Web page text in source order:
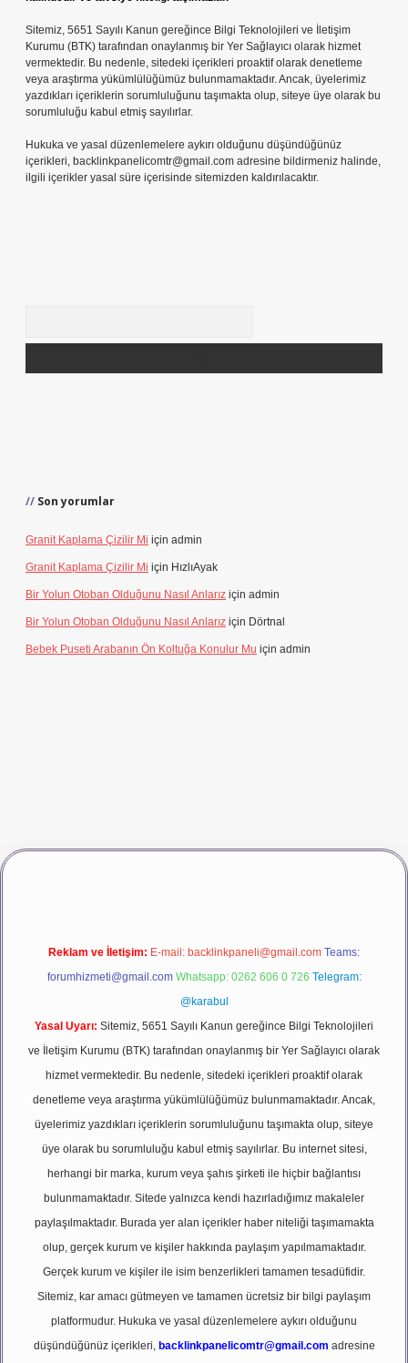
Sitemiz, 5651 Sayılı Kanun gereğince Bilgi Teknolojileri ve İletişim
Kurumu (BTK) tarafından onaylanmış bir Yer Sağlayıcı olarak hizmet
vermektedir. Bu nedenle, sitedeki içerikleri proaktif olarak denetleme
veya araştırma yükümlülüğümüz bulunmamaktadır. Ancak, üyelerimiz
yazdıkları içeriklerin sorumluluğunu taşımakta olup, siteye üye olarak bu
sorumluluğu kabul etmiş sayılırlar.
Hukuka ve yasal düzenlemelere aykırı olduğunu düşündüğünüz
içerikleri, backlinkpanelicomtr@gmail.com adresine bildirmeniz halinde,
ilgili içerikler yasal süre içerisinde sitemizden kaldırılacaktır.
Son yorumlar
Granit Kaplama Çizilir Mi için admin
Granit Kaplama Çizilir Mi için HızlıAyak
Bir Yolun Otoban Olduğunu Nasıl Anlarız için admin
Bir Yolun Otoban Olduğunu Nasıl Anlarız için Dörtnal
Bebek Puseti Arabanın Ön Koltuğa Konulur Mu için admin
girişbetexper
Reklam ve İletişim: E-mail: backlinkpaneli@gmail.com Teams:
forumhizmeti@gmail.com Whatsapp: 0262 606 0 726 Telegram:
@karabul
Yasal Uyarı: Sitemiz, 5651 Sayılı Kanun gereğince Bilgi Teknolojileri
ve İletişim Kurumu (BTK) tarafından onaylanmış bir Yer Sağlayıcı olarak
hizmet vermektedir. Bu nedenle, sitedeki içerikleri proaktif olarak
denetleme veya araştırma yükümlülüğümüz bulunmamaktadır. Ancak,
üyelerimiz yazdıkları içeriklerin sorumluluğunu taşımakta olup, siteye
üye olarak bu sorumluluğu kabul etmiş sayılırlar. Bu internet sitesi,
herhangi bir marka, kurum veya şahıs şirketi ile hiçbir bağlantısı
bulunmamaktadır. Sitede yalnızca kendi hazırladığımız makaleler
paylaşılmaktadır. Burada yer alan içerikler haber niteliği taşımamakta
olup, gerçek kurum ve kişiler hakkında paylaşım yapılmamaktadır.
Gerçek kurum ve kişiler ile isim benzerlikleri tamamen tesadüfidir.
Sitemiz, kar amacı gütmeyen ve tamamen ücretsiz bir bilgi paylaşım
platformudur. Hukuka ve yasal düzenlemelere aykırı olduğunu
düşündüğünüz içerikleri, backlinkpanelicomtr@gmail.com adresine